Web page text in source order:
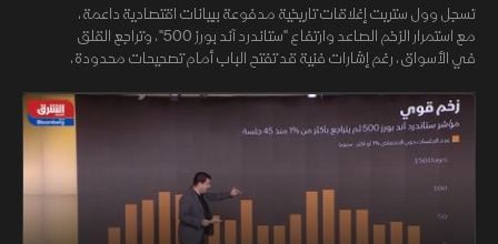
تسجل وول ستريت إغلاقات تاريخية مدفوعة ببيانات اقتصادية داعمة،
مع استمرار الزخم الصاعد وارتفاع "ستاندرد آند بورز 500"، وتراجع القلق
في الأسواق، رغم إشارات فنية قد تفتح الباب أمام تصحيحات محدودة،